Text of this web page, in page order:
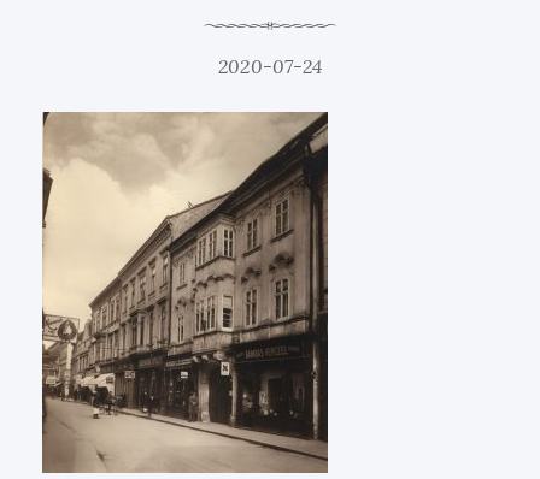
2020-07-24